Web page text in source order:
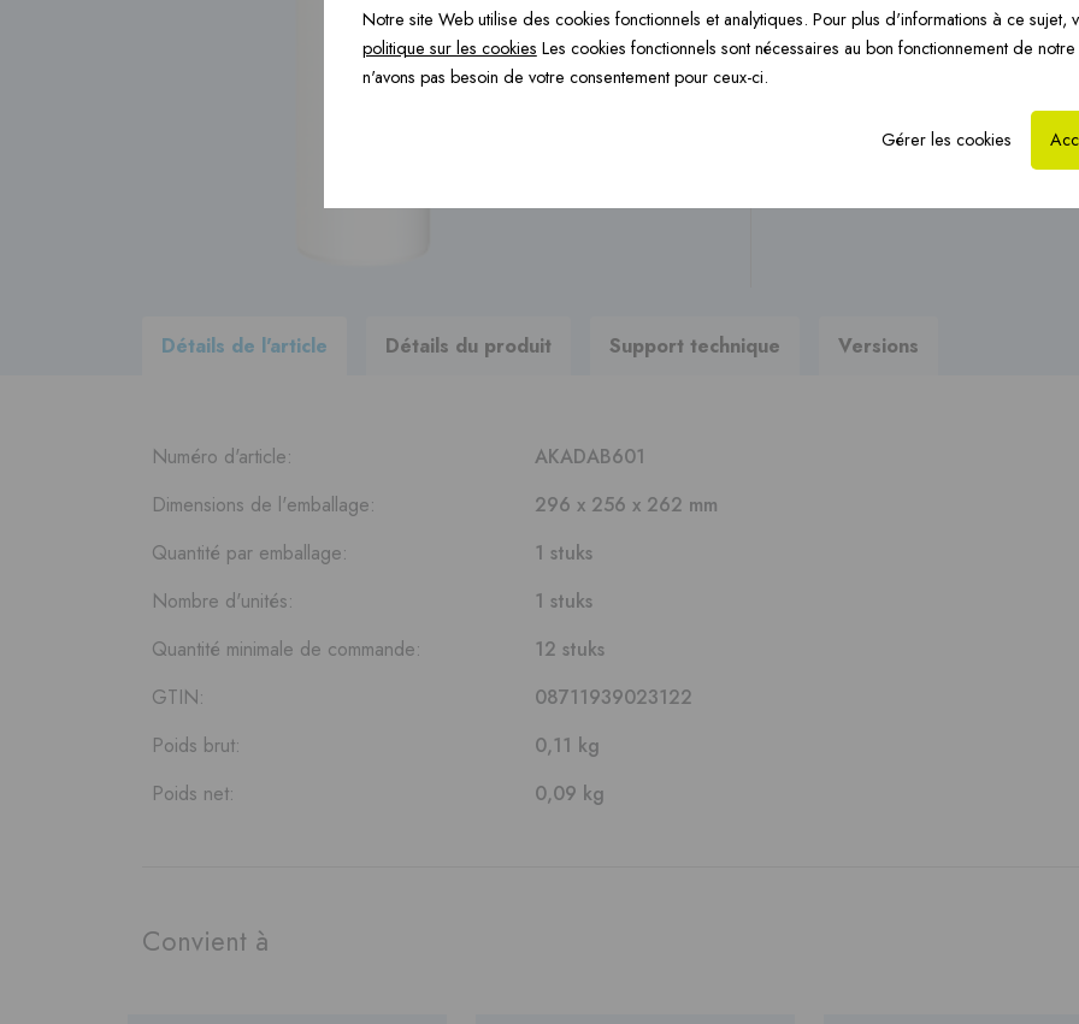
Produits de construction ›
Chauffage par le sol
›
CoxHYBRID PP 3CE ›
Posez-nous votre
Vous recherchez des
Détails de l'article Détails du produit Support technique Versions
Numéro d'article:
AKADAB601
Dimensions de l'emballage:
296 x 256 x 262 mm
Quantité par emballage:
1 stuks
Nombre d'unités:
1 stuks
Quantité minimale de commande:
12 stuks
GTIN:
08711939023122
Poids brut:
0,11 kg
Poids net:
0,09 kg
Convient à
Notre site Web utilise des cookies fonctionnels et analytiques. Pour plus d'informations à ce sujet,
politique sur les cookies Les cookies fonctionnels sont nécessaires au bon fonctionnement de
n'avons pas besoin de votre consentement pour ceux-ci.
Gérer les cookies